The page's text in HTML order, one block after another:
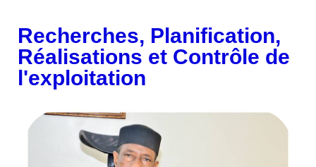
Recherches, Planification,
Réalisations et Contrôle de
l'exploitation